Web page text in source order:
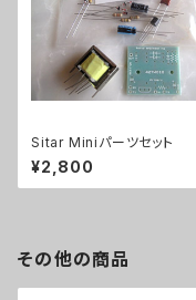
Sitar Miniパーツセット
¥2,800
その他の商品